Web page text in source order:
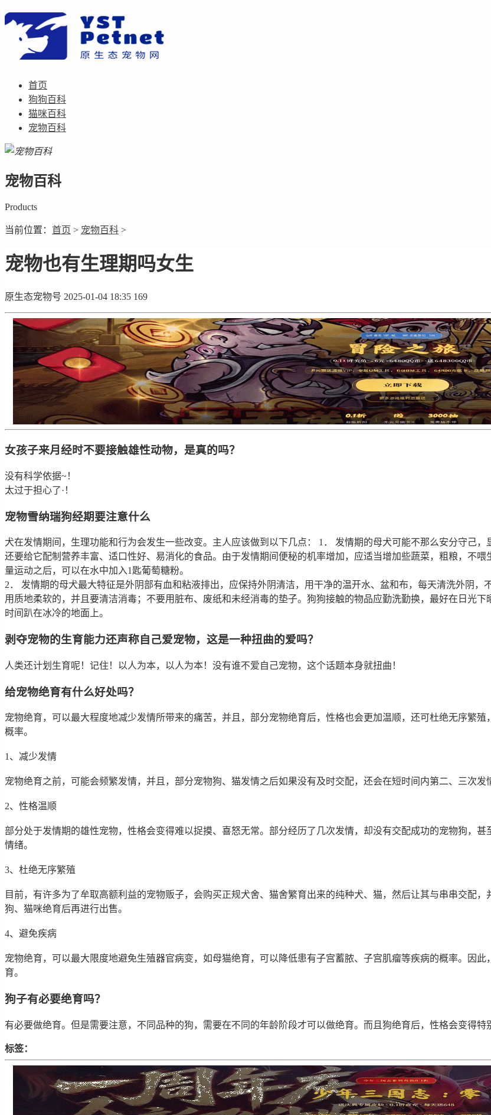
首页
狗狗百科
猫咪百科
宠物百科
宠物百科
Products
当前位置： 首页 > 宠物百科 >
宠物也有生理期吗女生
原生态宠物号 2025-01-04 18:35 169
女孩子来月经时不要接触雄性动物，是真的吗？
没有科学依据~！
太过于担心了·！
宠物雪纳瑞狗经期要注意什么
犬在发情期间，生理功能和行为会发生一些改变。主人应该做到以下几点： 1． 发情期的母犬可能不那么安分守己
还要给它配制营养丰富、适口性好、易消化的食品。由于发情期间便秘的机率增加，应适当增加些蔬菜，粗粮，不
量运动之后，可以在水中加入1匙葡萄糖粉。
2． 发情期的母犬最大特征是外阴部有血和粘液排出，应保持外阴清洁，用干净的温开水、盆和布，每天清洗外阴
用质地柔软的，并且要清洁消毒；不要用脏布、废纸和未经消毒的垫子。狗狗接触的物品应勤洗勤换，最好在日光
时间趴在冰冷的地面上。
剥夺宠物的生育能力还声称自己爱宠物，这是一种扭曲的爱吗？
人类还计划生育呢！记住！以人为本，以人为本！没有谁不爱自己宠物，这个话题本身就扭曲！
给宠物绝育有什么好处吗？
宠物绝育，可以最大程度地减少发情所带来的痛苦，并且，部分宠物绝育后，性格也会更加温顺，还可杜绝无序繁
概率。
1、减少发情
宠物绝育之前，可能会频繁发情，并且，部分宠物狗、猫发情之后如果没有及时交配，还会在短时间内第二、三次发
2、性格温顺
部分处于发情期的雄性宠物，性格会变得难以捉摸、喜怒无常。部分经历了几次发情，却没有交配成功的宠物狗，
情绪。
3、杜绝无序繁殖
目前，有许多为了牟取高额利益的宠物贩子，会购买正规犬舍、猫舍繁育出来的纯种犬、猫，然后让其与串串交配
狗、猫咪绝育后再进行出售。
4、避免疾病
宠物绝育，可以最大限度地避免生殖器官病变，如母猫绝育，可以降低患有子宫蓄脓、子宫肌瘤等疾病的概率。因
育。
狗子有必要绝育吗？
有必要做绝育。但是需要注意，不同品种的狗，需要在不同的年龄阶段才可以做绝育。而且狗绝育后，性格会变得特
标签：